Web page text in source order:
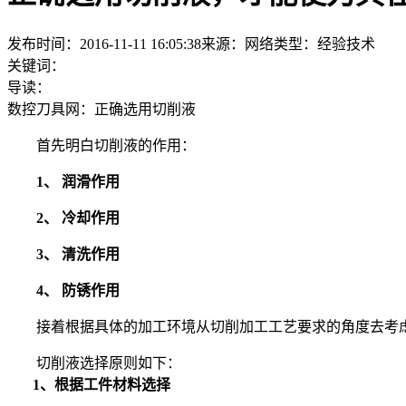
发布时间：2016-11-11 16:05:38来源：网络类型： 经验技术
关键词：
导读：
数控刀具网：正确选用切削液
首先明白切削液的作用：
1、 润滑作用
2、 冷却作用
3、 清洗作用
4、 防锈作用
接着根据具体的加工环境从切削加工工艺要求的角度去考
切削液选择原则如下：
1、根据工件材料选择